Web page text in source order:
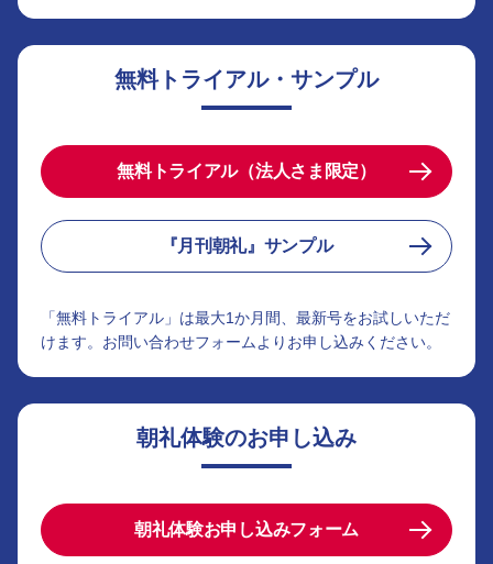
無料トライアル・サンプル
無料トライアル（法人さま限定）
『月刊朝礼』サンプル
「無料トライアル」は最大1か月間、最新号をお試しいただ
けます。お問い合わせフォームよりお申し込みください。
朝礼体験のお申し込み
朝礼体験お申し込みフォーム